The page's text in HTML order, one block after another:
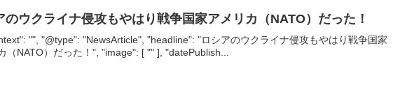
のウクライナ侵攻もやはり戦争国家アメリカ（NATO）だった！
"", "@type": "NewsArticle", "headline": "ロシアのウクライナ侵攻もやはり戦争国家
（NATO）だった！", "image": [ "" ], "datePublish...